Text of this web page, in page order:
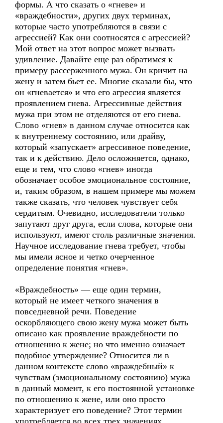
формы. А что сказать о «гневе» и
«враждебности», других двух терминах,
которые часто употребляются в связи с
агрессией? Как они соотносятся с агрессией?
Мой ответ на этот вопрос может вызвать
удивление. Давайте еще раз обратимся к
примеру рассерженного мужа. Он кричит на
жену и затем бьет ее. Многие сказали бы, что
он «гневается» и что его агрессия является
проявлением гнева. Агрессивные действия
мужа при этом не отделяются от его гнева.
Слово «гнев» в данном случае относится как
к внутреннему состоянию, или драйву,
который «запускает» агрессивное поведение,
так и к действию. Дело осложняется, однако,
еще и тем, что слово «гнев» иногда
обозначает особое эмоциональное состояние,
и, таким образом, в нашем примере мы можем
также сказать, что человек чувствует себя
сердитым. Очевидно, исследователи только
запутают друг друга, если слова, которые они
используют, имеют столь различные значения.
Научное исследование гнева требует, чтобы
мы имели ясное и четко очерченное
определение понятия «гнев».
«Враждебность» — еще один термин,
который не имеет четкого значения в
повседневной речи. Поведение
оскорбляющего свою жену мужа может быть
описано как проявление враждебности по
отношению к жене; но что именно означает
подобное утверждение? Относится ли в
данном контексте слово «враждебный» к
чувствам (эмоциональному состоянию) мужа
в данный момент, к его постоянной установке
по отношению к жене, или оно просто
характеризует его поведение? Этот термин
употребляется во всех трех значениях.